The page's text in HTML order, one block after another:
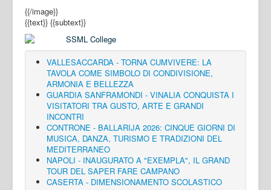
{{/image}}
{{text}} {{subtext}}
VALLESACCARDA - TORNA CUMVIVERE: LA
TAVOLA COME SIMBOLO DI CONDIVISIONE,
ARMONIA E BELLEZZA
GUARDIA SANFRAMONDI - VINALIA CONQUISTA I
VISITATORI TRA GUSTO, ARTE E GRANDI
INCONTRI
CONTRONE - BALLARIJA 2026: CINQUE GIORNI DI
MUSICA, DANZA, TURISMO E TRADIZIONI DEL
MEDITERRANEO
NAPOLI - INAUGURATO A "EXEMPLA", IL GRAND
TOUR DEL SAPER FARE CAMPANO
CASERTA - DIMENSIONAMENTO SCOLASTICO